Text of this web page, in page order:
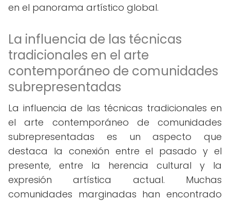
en el panorama artístico global.
La influencia de las técnicas
tradicionales en el arte
contemporáneo de comunidades
subrepresentadas
La influencia de las técnicas tradicionales en
el arte contemporáneo de comunidades
subrepresentadas es un aspecto que
destaca la conexión entre el pasado y el
presente, entre la herencia cultural y la
expresión artística actual. Muchas
comunidades marginadas han encontrado